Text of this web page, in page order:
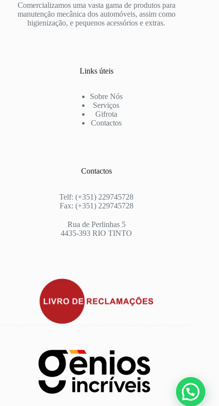
Comercializamos uma vasta gama de produtos para
manutenção mecânica dos automóveis, assim como
higienização, e pequenos acessórios e extras.
Links úteis
Sobre Nós
Serviços
Gifrota
Contactos
Contactos
Telf: (+351) 229745728
Fax: (+351) 229745728
Rua de Perlinhas 5
4435-393 RIO TINTO